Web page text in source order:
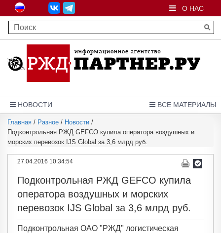
О НАС
ВСЕ МАТЕРИАЛЫ
НОВОСТИ
Главная / Разное / Новости /
Подконтрольная РЖД GEFCO купила оператора воздушных и
морских перевозок IJS Global за 3,6 млрд руб.
27.04.2016 10:34:54
Подконтрольная РЖД GEFCO купила
оператора воздушных и морских
перевозок IJS Global за 3,6 млрд руб.
Подконтрольная ОАО "РЖД" логистическая